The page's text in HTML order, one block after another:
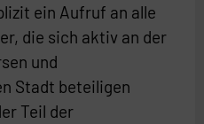
ein Aufruf an alle
die sich aktiv an der
und
Stadt beteiligen
Teil der